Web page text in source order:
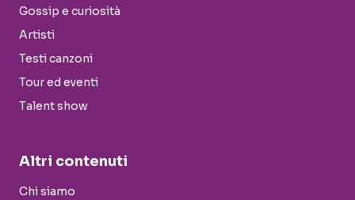
Gossip e curiosità
Artisti
Testi canzoni
Tour ed eventi
Talent show
Altri contenuti
Chi siamo